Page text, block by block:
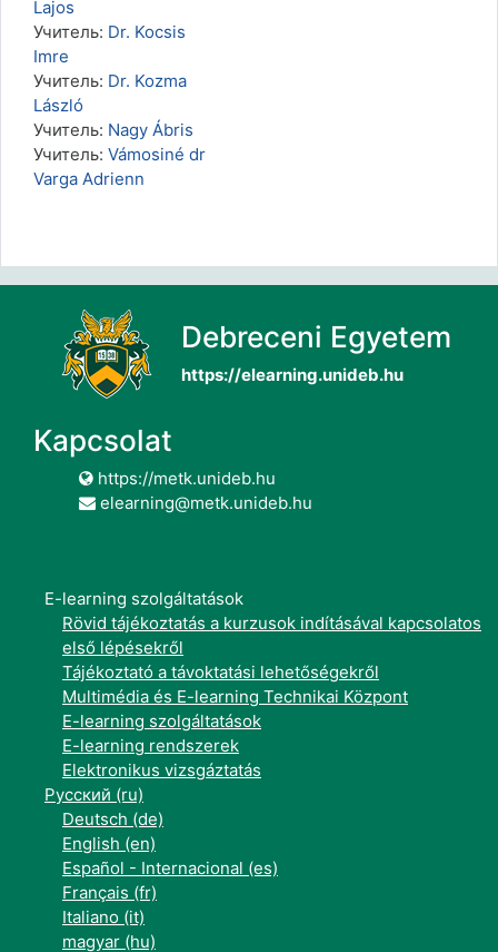
Lajos
Учитель: Dr. Kocsis
Imre
Учитель: Dr. Kozma
László
Учитель: Nagy Ábris
Учитель: Vámosiné dr
Varga Adrienn
Debreceni Egyetem
https://elearning.unideb.hu
Kapcsolat
https://metk.unideb.hu
elearning@metk.unideb.hu
E-learning szolgáltatások
Rövid tájékoztatás a kurzusok indításával kapcsolatos
első lépésekről
Tájékoztató a távoktatási lehetőségekről
Multimédia és E-learning Technikai Központ
E-learning szolgáltatások
E-learning rendszerek
Elektronikus vizsgáztatás
Русский ‎(ru)‎
Deutsch ‎(de)‎
English ‎(en)‎
Español - Internacional ‎(es)‎
Français ‎(fr)‎
Italiano ‎(it)‎
magyar ‎(hu)‎